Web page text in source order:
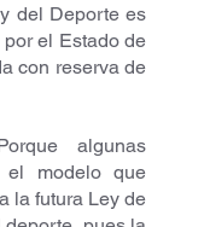
del Deporte es
el Estado de
con reserva de
algunas
el modelo que
la futura Ley de